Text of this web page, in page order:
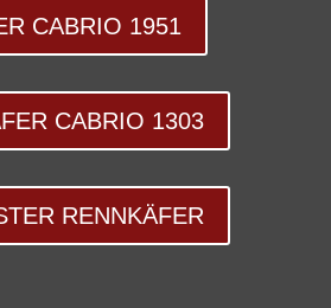
CABRIO 1951
CABRIO 1303
RENNKÄFER